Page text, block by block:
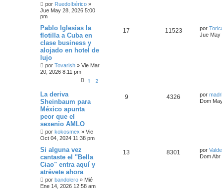
por RuedoIbérico »
Jue May 28, 2026 5:00
pm
Pablo Iglesias la
flotilla a Cuba en
clase business y
alojado en hotel de
lujo
por Tovarish » Vie Mar
20, 2026 8:11 pm
1 2
17 11523 por
Jue May
La deriva
Sheinbaum para
México apunta
peor que el
sexenio AMLO
por kokosmex » Vie
Oct 04, 2024 11:38 pm
9 4326 por
Dom
Si alguna vez
cantaste el "Bella
Ciao" entra aquí y
atrévete ahora
por bandolero » Mié
Ene 14, 2026 12:58 am
13 8301 por
Dom